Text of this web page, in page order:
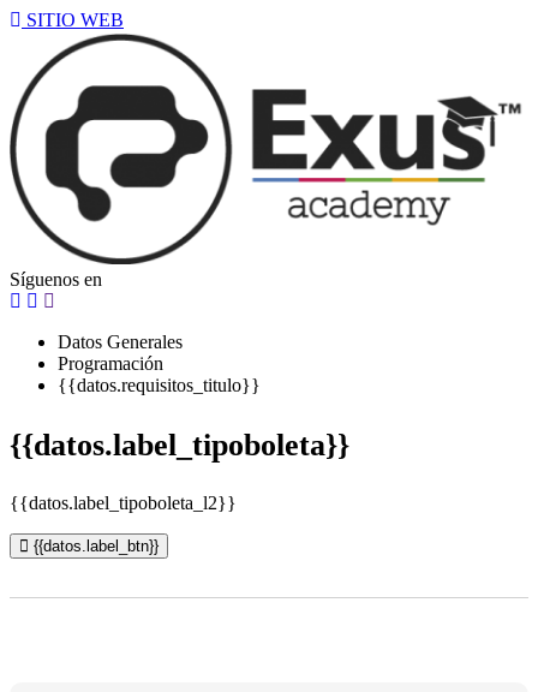
SITIO WEB
Síguenos en
Datos Generales
Programación
{{datos.requisitos_titulo}}
{{datos.label_tipoboleta}}
{{datos.label_tipoboleta_l2}}
{{datos.label_btn}}